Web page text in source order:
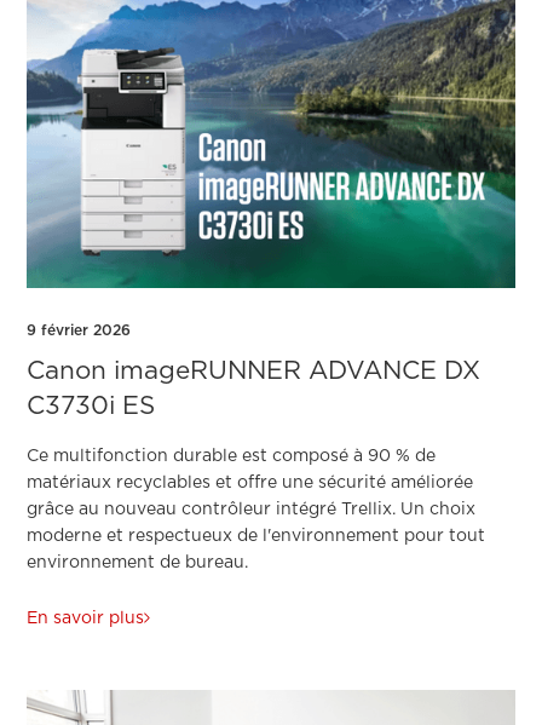
9 février 2026
Canon imageRUNNER ADVANCE DX
C3730i ES
Ce multifonction durable est composé à 90 % de
matériaux recyclables et offre une sécurité améliorée
grâce au nouveau contrôleur intégré Trellix. Un choix
moderne et respectueux de l'environnement pour tout
environnement de bureau.
En savoir plus